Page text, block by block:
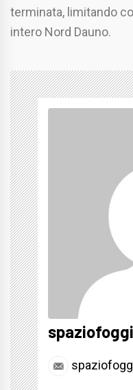
terminata, limitando
intero Nord Dauno.